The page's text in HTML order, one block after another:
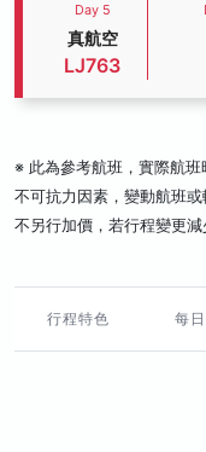
Day 5
真航空
LJ763
※ 此為參考航班，實際航
不可抗力因素，變動航班
不另行加價，若行程變更減
行程特色 每